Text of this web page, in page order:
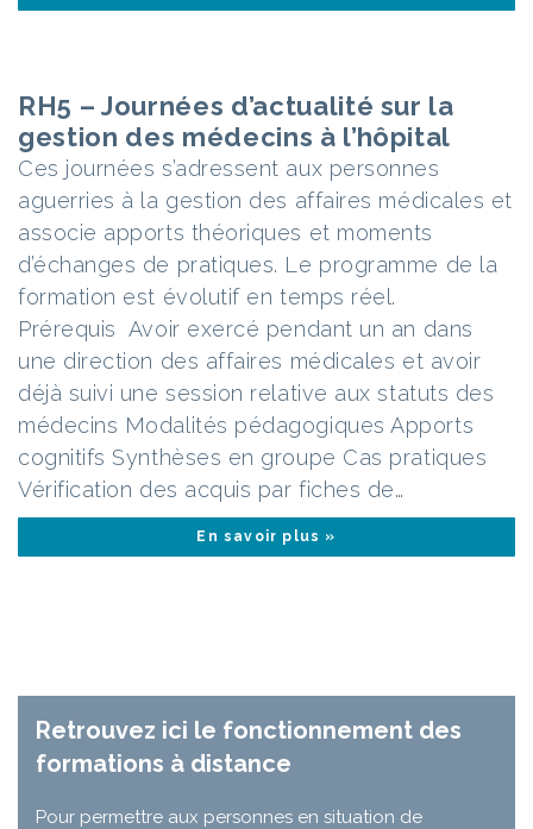
RH5 – Journées d’actualité sur la
gestion des médecins à l’hôpital
Ces journées s’adressent aux personnes
aguerries à la gestion des affaires médicales et
associe apports théoriques et moments
d’échanges de pratiques. Le programme de la
formation est évolutif en temps réel.
Prérequis Avoir exercé pendant un an dans
une direction des affaires médicales et avoir
déjà suivi une session relative aux statuts des
médecins Modalités pédagogiques Apports
cognitifs Synthèses en groupe Cas pratiques
Vérification des acquis par fiches de…
En savoir plus »
Retrouvez ici le fonctionnement des
formations à distance
Pour permettre aux personnes en situation de